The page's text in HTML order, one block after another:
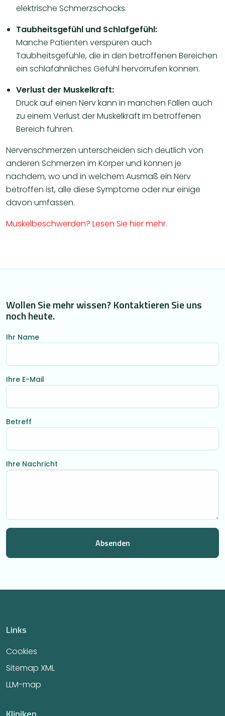
elektrische Schmerzschocks.
Taubheitsgefühl und Schlafgefühl:
Manche Patienten verspüren auch
Taubheitsgefühle, die in den betroffenen Bereichen
ein schlafähnliches Gefühl hervorrufen können.
Verlust der Muskelkraft:
Druck auf einen Nerv kann in manchen Fällen auch
zu einem Verlust der Muskelkraft im betroffenen
Bereich führen.
Nervenschmerzen unterscheiden sich deutlich von
anderen Schmerzen im Körper und können je
nachdem, wo und in welchem ​​Ausmaß ein Nerv
betroffen ist, alle diese Symptome oder nur einige
davon umfassen.
Muskelbeschwerden? Lesen Sie hier mehr.
Wollen Sie mehr wissen? Kontaktieren Sie uns
noch heute.
Ihr Name
Ihre E-Mail
Betreff
Ihre Nachricht
Links
Cookies
Sitemap XML
LLM-map